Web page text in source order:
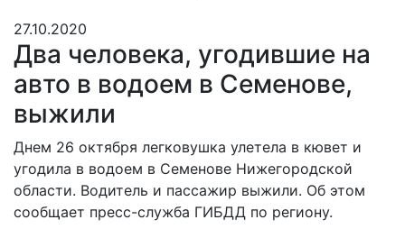
27.10.2020
Два человека, угодившие на
авто в водоем в Семенове,
выжили
Днем 26 октября легковушка улетела в кювет и
угодила в водоем в Семенове Нижегородской
области. Водитель и пассажир выжили. Об этом
сообщает пресс-служба ГИБДД по региону.